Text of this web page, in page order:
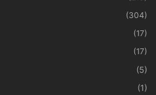
(304)
(17)
(17)
(5)
(1)